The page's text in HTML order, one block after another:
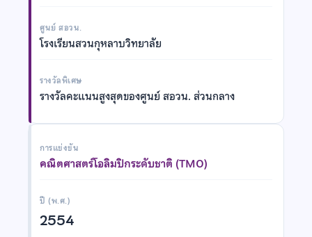
ศูนย์ สอวน.
โรงเรียนสวนกุหลาบวิทยาลัย
รางวัลพิเศษ
รางวัลคะแนนสูงสุดของศูนย์ สอวน. ส่วนกลาง
การแข่งขัน
คณิตศาสตร์โอลิมปิกระดับชาติ (TMO)
ปี (พ.ศ.)
2554